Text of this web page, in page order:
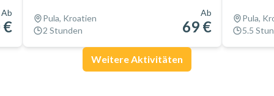
Ab
€
Pula, Kroatien
2 Stunden
Ab
69 €
Pula,
5.5
Weitere Aktivitäten